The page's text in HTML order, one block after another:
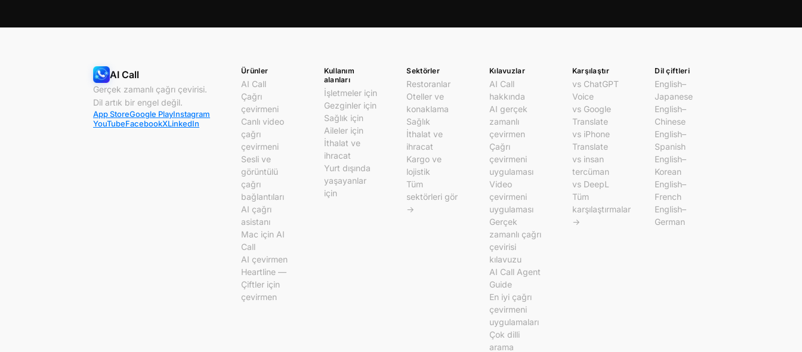
AI Call
Gerçek zamanlı çağrı çevirisi.
Dil artık bir engel değil.
App StoreGoogle PlayInstagram
YouTubeFacebookXLinkedIn
Ürünler
AI Call
Çağrı
çevirmeni
Canlı video
çağrı
çevirmeni
Sesli ve
görüntülü
çağrı
bağlantıları
AI çağrı
asistanı
Mac için AI
Call
AI çevirmen
Heartline —
Çiftler için
çevirmen
Kullanım
alanları
İşletmeler için
Gezginler için
Sağlık için
Aileler için
İthalat ve
ihracat
Yurt dışında
yaşayanlar
için
Sektörler
Restoranlar
Oteller ve
konaklama
Sağlık
İthalat ve
ihracat
Kargo ve
lojistik
Tüm
sektörleri gör
→
Kılavuzlar
AI Call
hakkında
AI gerçek
zamanlı
çevirmen
Çağrı
çevirmeni
uygulaması
Video
çevirmeni
uygulaması
Gerçek
zamanlı çağrı
çevirisi
kılavuzu
AI Call Agent
Guide
En iyi çağrı
çevirmeni
uygulamaları
Çok dilli
arama
Karşılaştır
vs ChatGPT
Voice
vs Google
Translate
vs iPhone
Translate
vs insan
tercüman
vs DeepL
Tüm
karşılaştırmalar
→
Dil çiftleri
English–
Japanese
English–
Chinese
English–
Spanish
English–
Korean
English–
French
English–
German